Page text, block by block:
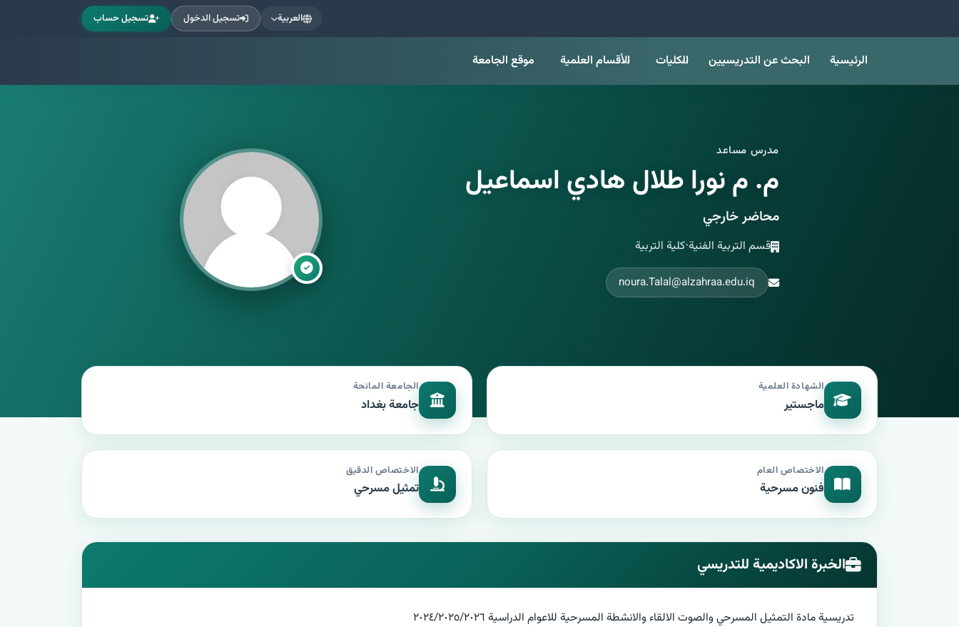
العربية تسجيل الدخول تسجيل حساب
الرئيسية البحث عن التدريسيين الكليات الأقسام العلمية موقع الجامعة
مدرس مساعد
م. م نورا طلال هادي اسماعيل
محاضر خارجي
قسم التربية الفنية•كلية التربية
noura.Talal@alzahraa.edu.iq
الشهادة العلمية
ماجستير
الجامعة المانحة
جامعة بغداد
الاختصاص العام
فنون مسرحية
الاختصاص الدقيق
تمثيل مسرحي
الخبرة الاكاديمية للتدريسي
تدريسية مادة التمثيل المسرحي والصوت الالقاء والانشطة المسرحية للاعوام الدراسية ٢٠٢٤/٢٠٢٥/٢٠٢٦